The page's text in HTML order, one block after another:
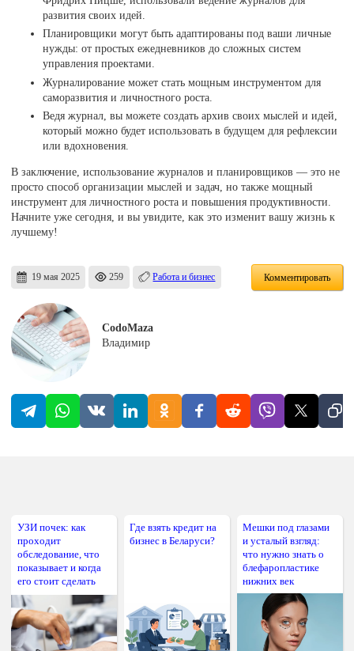
развития своих идей.
Планировщики могут быть адаптированы под ваши личные
нужды: от простых ежедневников до сложных систем
управления проектами.
Журналирование может стать мощным инструментом для
саморазвития и личностного роста.
Ведя журнал, вы можете создать архив своих мыслей и идей,
который можно будет использовать в будущем для рефлексии
или вдохновения.
В заключение, использование журналов и планировщиков — это не
просто способ организации мыслей и задач, но также мощный
инструмент для личностного роста и повышения продуктивности.
Начните уже сегодня, и вы увидите, как это изменит вашу жизнь к
лучшему!
19 мая 2025 259 Работа и бизнес Комментировать
CodoMaza
Владимир
УЗИ почек: как
проходит
обследование, что
показывает и когда
его стоит сделать
Где взять кредит на
бизнес в Беларуси?
Мешки под глазами
и усталый взгляд:
что нужно знать о
блефаропластике
нижних век